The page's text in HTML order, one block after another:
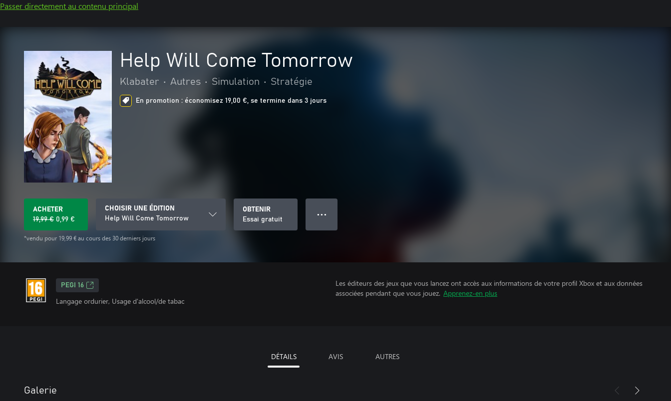
Passer directement au contenu principal
Help Will Come Tomorrow
Klabater • Autres • Simulation • Stratégie
En promotion : économisez 19,00 €, se termine dans 3 jours
ACHETER
19,99 € 0,99 €
*vendu pour 19,99 € au cours des 30 derniers jours
CHOISIR UNE ÉDITION
Help Will Come Tomorrow
OBTENIR
Essai gratuit
● ● ●
PEGI 16
Langage ordurier, Usage d'alcool/de tabac
Les éditeurs des jeux que vous lancez ont accès aux informations de votre profil Xbox et aux données
associées pendant que vous jouez. Apprenez-en plus
DÉTAILS AVIS AUTRES
Galerie